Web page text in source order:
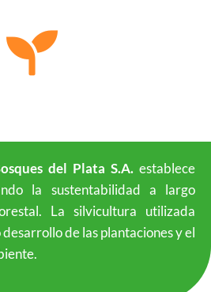
del Plata S.A. establece
la sustentabilidad a largo
La silvicultura utilizada
de las plantaciones y el